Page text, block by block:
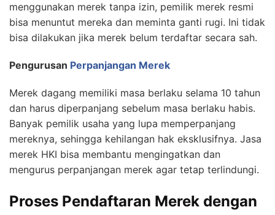
menggunakan merek tanpa izin, pemilik merek resmi
bisa menuntut mereka dan meminta ganti rugi. Ini tidak
bisa dilakukan jika merek belum terdaftar secara sah.
Pengurusan Perpanjangan Merek
Merek dagang memiliki masa berlaku selama 10 tahun
dan harus diperpanjang sebelum masa berlaku habis.
Banyak pemilik usaha yang lupa memperpanjang
mereknya, sehingga kehilangan hak eksklusifnya. Jasa
merek HKI bisa membantu mengingatkan dan
mengurus perpanjangan merek agar tetap terlindungi.
Proses Pendaftaran Merek dengan